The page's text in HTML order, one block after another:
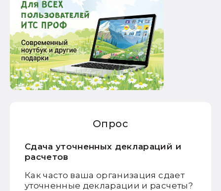
Опрос
Сдача уточненных деклараций и
расчетов
Как часто ваша организация сдает
уточненные декларации и расчеты?